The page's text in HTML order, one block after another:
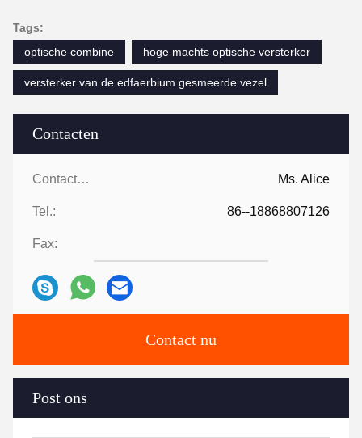
Contacten
Contacten: Ms. Alice
Tel.: 86--18868807126
Fax:
Contact nu
Post ons
Tags:
optische combine
hoge machts optische versterker
versterker van de edfaerbium gesmeerde vezel